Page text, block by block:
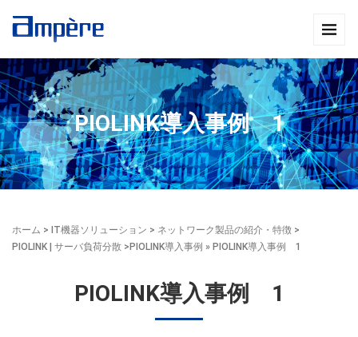
PIOLINK導入事例 1
ホーム > IT機器ソリューション > ネットワーク製品の紹介・特徴 >
PIOLINK | サーバ負荷分散 > PIOLINK導入事例 » PIOLINK導入事例 1
PIOLINK導入事例 1